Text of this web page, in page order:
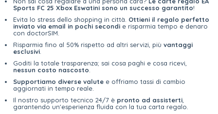
Sports FC 25 Xbox Eswatini sono un successo garantito!
Evita lo stress dello shopping in città. Ottieni il regalo perfetto
inviato via email in pochi secondi e risparmia tempo e denaro
con doctorSIM.
Risparmia fino al 50% rispetto ad altri servizi, più vantaggi
esclusivi
Goditi la totale trasparenza; sai cosa paghi e cosa ricevi,
nessun costo nascosto
Supportiamo diverse valute e offriamo tassi di cambio
aggiornati in tempo reale.
Il nostro supporto tecnico 24/7 è pronto ad assisterti
garantendo un'esperienza fluida con la tua carta regalo.